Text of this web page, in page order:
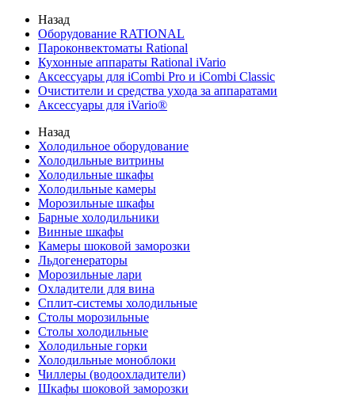
Назад
Оборудование RATIONAL
Пароконвектоматы Rational
Кухонные аппараты Rational iVario
Аксессуары для iCombi Pro и iCombi Classic
Очистители и средства ухода за аппаратами
Аксессуары для iVario®
Назад
Холодильное оборудование
Холодильные витрины
Холодильные шкафы
Холодильные камеры
Морозильные шкафы
Барные холодильники
Винные шкафы
Камеры шоковой заморозки
Льдогенераторы
Морозильные лари
Охладители для вина
Сплит-системы холодильные
Столы морозильные
Столы холодильные
Холодильные горки
Холодильные моноблоки
Чиллеры (водоохладители)
Шкафы шоковой заморозки